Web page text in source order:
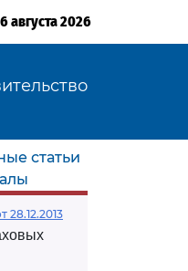
августа 2026
статьи
28.12.2013